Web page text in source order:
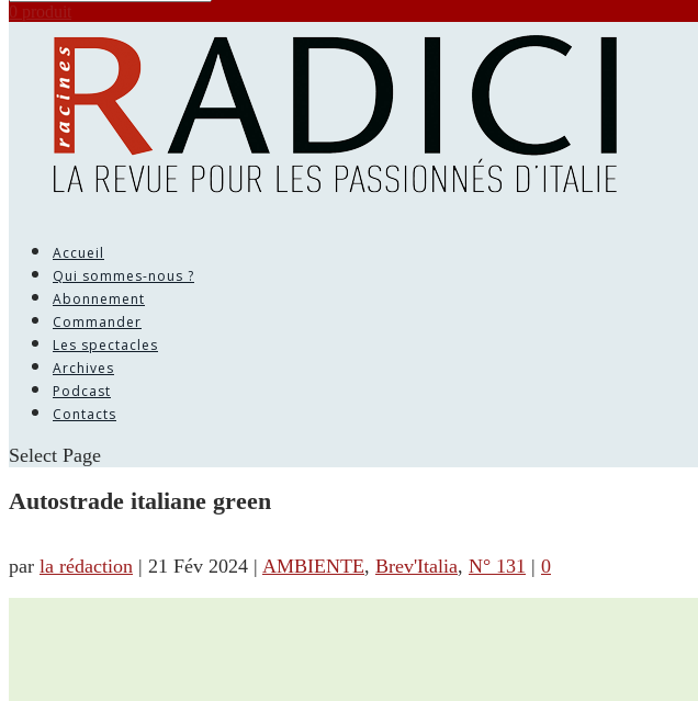
0 produit
Accueil
Qui sommes-nous ?
Abonnement
Commander
Les spectacles
Archives
Podcast
Contacts
Select Page
Autostrade italiane green
par la rédaction | 21 Fév 2024 | AMBIENTE, Brev'Italia, N° 131 | 0